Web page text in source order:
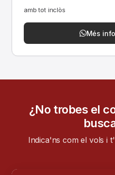
amb tot inclòs
Més
¿No trobes el
Indica'ns com el vols i